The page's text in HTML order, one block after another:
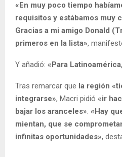
«En muy poco tiempo
requisitos y estábamos muy
Gracias a mi amigo Donald
primeros en la lista»,
Y añadió: «Para
Tras remarcar que la región
integrarse», Macri pidió «ir
bajar los aranceles». «Hay
mientan, que se
infinitas oportunidades»,